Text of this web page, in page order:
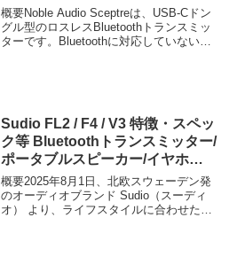
コーデックに対応したBluetooth
トランスミッター
概要Noble Audio Sceptreは、USB-Cドン
グル型のロスレスBluetoothトランスミッ
ターです。Bluetoothに対応していないデ
Sudio FL2 / F4 / V3 特徴・スペッ
ク等 Bluetoothトランスミッター/
ポータブルスピーカー/イヤホン
ライフスタイルに合わせた3種の
新製品が登場
概要2025年8月1日、北欧スウェーデン発
のオーディオブランド Sudio（スーディ
オ） より、ライフスタイルに合わせた3